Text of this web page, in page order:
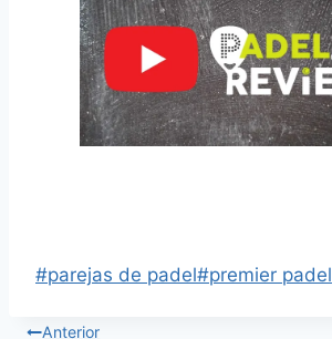
#parejas de padel#premier padel
Anterior